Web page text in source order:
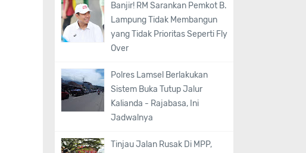
Banjir! RM Sarankan Pemkot B.
Lampung Tidak Membangun
yang Tidak Prioritas Seperti Fly
Over
Polres Lamsel Berlakukan
Sistem Buka Tutup Jalur
Kalianda - Rajabasa, Ini
Jadwalnya
Tinjau Jalan Rusak Di MPP,